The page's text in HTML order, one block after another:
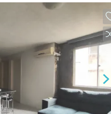
de Pelotas, a
do Supermercado
à Avenida Bento
está cercado por
clínicas,
e diversos
A região
e fácil acesso